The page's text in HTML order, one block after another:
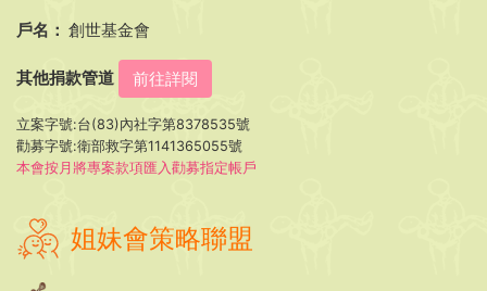
戶名： 創世基金會
其他捐款管道 前往詳閱
立案字號:台(83)內社字第8378535號
勸募字號:衛部救字第1141365055號
本會按月將專案款項匯入勸募指定帳戶
姐妹會策略聯盟